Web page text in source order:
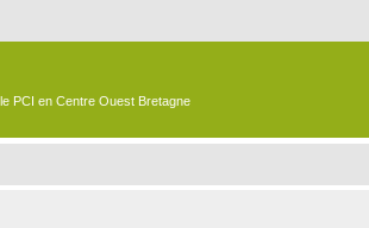
PCI en Centre Ouest Bretagne